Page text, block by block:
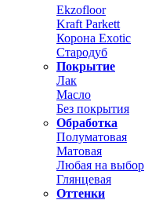
Ekzofloor
Kraft Parkett
Корона Exotic
Стародуб
Покрытие
Лак
Масло
Без покрытия
Обработка
Полуматовая
Матовая
Любая на выбор
Глянцевая
Оттенки